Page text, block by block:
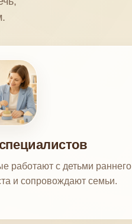
работают с детьми раннего
и сопровождают семьи.